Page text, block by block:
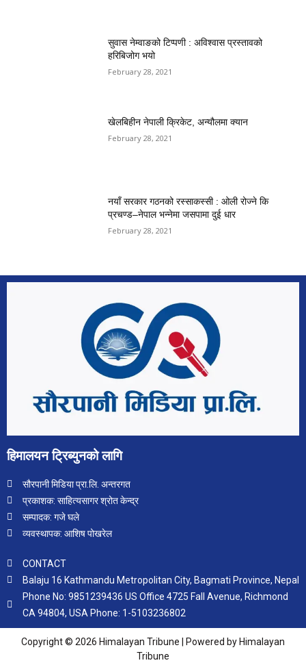
सुवास नेम्वाङको टिप्पणी : अविश्वास प्रस्तावको
हरिबिजोग भयो
February 28, 2021
खेलबिहीन नेपाली क्रिकेट, अन्यौलमा क्यान
February 28, 2021
नयाँ सरकार गठनको रस्साकस्सी : ओली रोज्ने कि
प्रचण्ड–नेपाल भन्नेमा जसपामा दुई धार
February 28, 2021
हिमालयन ट्रिब्युनको लागि
सौरपानी मिडिया प्रा.लि. अन्तरगत
प्रकाशक: साहित्यसागर श्रोत केन्द्र
सम्पादक: गजे घले
व्यवस्थापक: आशिष पोखरेल
CONTACT
Balaju 16 Kathmandu Metropolitan City, Bagmati Province, Nepal
Phone No: 9851239436 US Office 4725 Fall Avenue, Richmond
CA 94804, USA Phone: 1-5103236802
Copyright © 2026 Himalayan Tribune | Powered by Himalayan
Tribune